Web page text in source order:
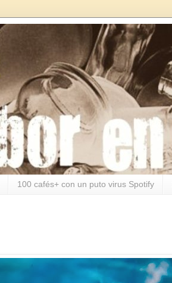
100 cafés+ con un puto virus Spotify